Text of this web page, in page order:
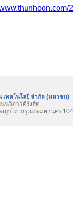
เทคโนโลยี จำกัด (มหาชน)
นวิภาวดีรังสิต
ญาไท กรุงเทพมหานคร